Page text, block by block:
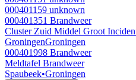
000401159 unknown
000401351 Brandweer
Cluster Zuid Middel Groot
GroningenGroningen
000401998 Brandweer
Meldtafel Brandweer
Spaubeek•Groningen